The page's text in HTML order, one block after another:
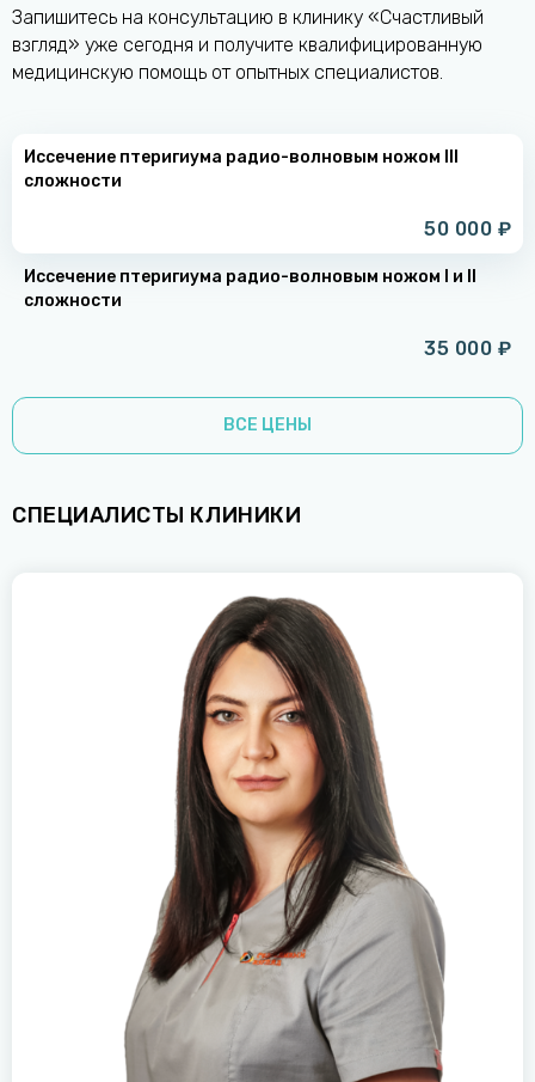
Запишитесь на консультацию в клинику «Счастливый
взгляд» уже сегодня и получите квалифицированную
медицинскую помощь от опытных специалистов.
Иссечение птеригиума радио-волновым ножом III
сложности
50 000 ₽
Иссечение птеригиума радио-волновым ножом I и II
сложности
35 000 ₽
ВСЕ ЦЕНЫ
СПЕЦИАЛИСТЫ КЛИНИКИ